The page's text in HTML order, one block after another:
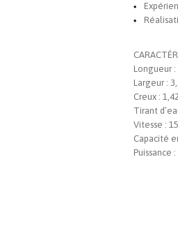
Longueur :
Largeur :
Creux :
Tirant
Vitesse :
Capacité
Puissance